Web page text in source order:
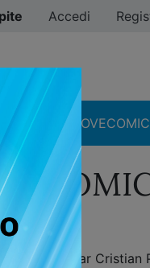
Accedi
a
di Star Cristian